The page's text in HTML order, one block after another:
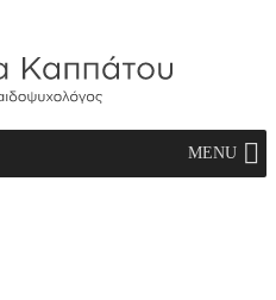
MENU